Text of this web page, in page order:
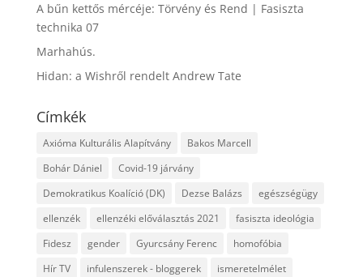
A bűn kettős mércéje: Törvény és Rend | Fasiszta
technika 07
Marhahús.
Hidan: a Wishről rendelt Andrew Tate
Címkék
Axióma Kulturális Alapítvány
Bakos Marcell
Bohár Dániel
Covid-19 járvány
Demokratikus Koalíció (DK)
Dezse Balázs
egészségügy
ellenzék
ellenzéki előválasztás 2021
fasiszta ideológia
Fidesz
gender Gyurcsány Ferenc
homofóbia
Hír TV
infulenszerek - bloggerek ismeretelmélet